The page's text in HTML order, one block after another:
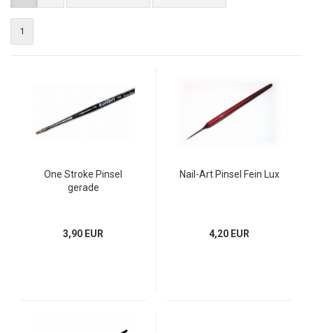
1
One Stroke Pinsel
gerade
3,90 EUR
Nail-Art Pinsel Fein Lux
4,20 EUR